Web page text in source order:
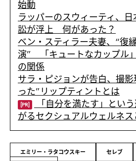
始動
ラッパーのスウィーティ、
訟が浮上 何があった？
ベン・スティラー夫妻、“復
演” 「キュートなカップル
の関係
サラ・ピジョンが告白、撮
った”リップティントとは
[PR]
「自分を満たす」とい
がるセクシュアルウェルネス
エミリー・ラタコウスキー セレブ